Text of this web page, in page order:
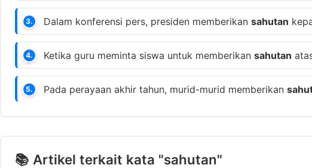
3. Dalam konferensi pers, presiden memberikan sahutan
4. Ketika guru meminta siswa untuk memberikan sahutan
5. Pada perayaan akhir tahun, murid-murid memberikan
📚 Artikel terkait kata "sahutan"